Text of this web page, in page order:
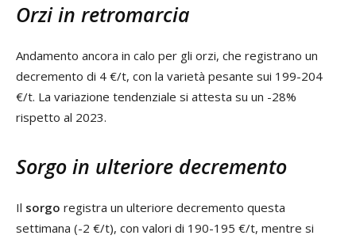
Orzi in retromarcia
Andamento ancora in calo per gli orzi, che registrano un
decremento di 4 €/t, con la varietà pesante sui 199-204
€/t. La variazione tendenziale si attesta su un -28%
rispetto al 2023.
Sorgo in ulteriore decremento
Il sorgo registra un ulteriore decremento questa
settimana (-2 €/t), con valori di 190-195 €/t, mentre si